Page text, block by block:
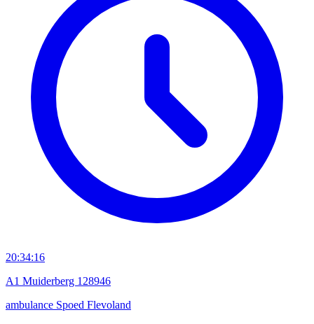
20:34:16
A1 Muiderberg 128946
ambulance Spoed Flevoland